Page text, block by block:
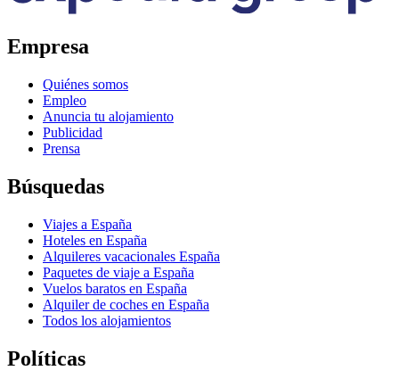
Empresa
Quiénes somos
Empleo
Anuncia tu alojamiento
Publicidad
Prensa
Búsquedas
Viajes a España
Hoteles en España
Alquileres vacacionales España
Paquetes de viaje a España
Vuelos baratos en España
Alquiler de coches en España
Todos los alojamientos
Políticas